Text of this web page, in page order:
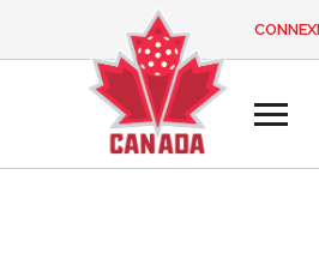
COMPTE
cherchez